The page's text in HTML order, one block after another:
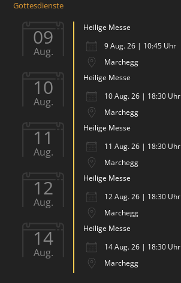
Gottesdienste
09
Aug.
Heilige Messe
9 Aug. 26 | 10:45 Uhr
Marchegg
10
Aug.
Heilige Messe
10 Aug. 26 | 18:30 Uhr
Marchegg
11
Aug.
Heilige Messe
11 Aug. 26 | 18:30 Uhr
Marchegg
12
Aug.
Heilige Messe
12 Aug. 26 | 18:30 Uhr
Marchegg
14
Aug.
Heilige Messe
14 Aug. 26 | 18:30 Uhr
Marchegg